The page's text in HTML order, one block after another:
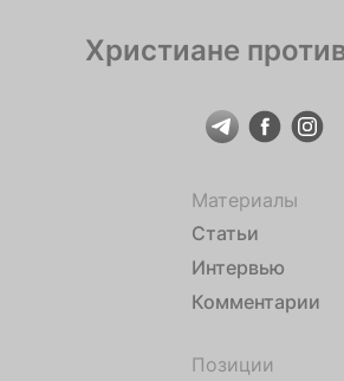
Христиане
Материалы
Статьи
Интервью
Комментарии
Позиции